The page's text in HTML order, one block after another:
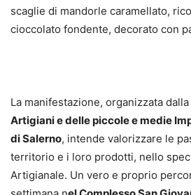
scaglie di mandorle caramellato,
cioccolato fondente, decorato con
La manifestazione, organizzata dalla
Artigiani e delle piccole e medie
di Salerno, intende valorizzare le
territorio e i loro prodotti, nello
Artigianale. Un vero e proprio